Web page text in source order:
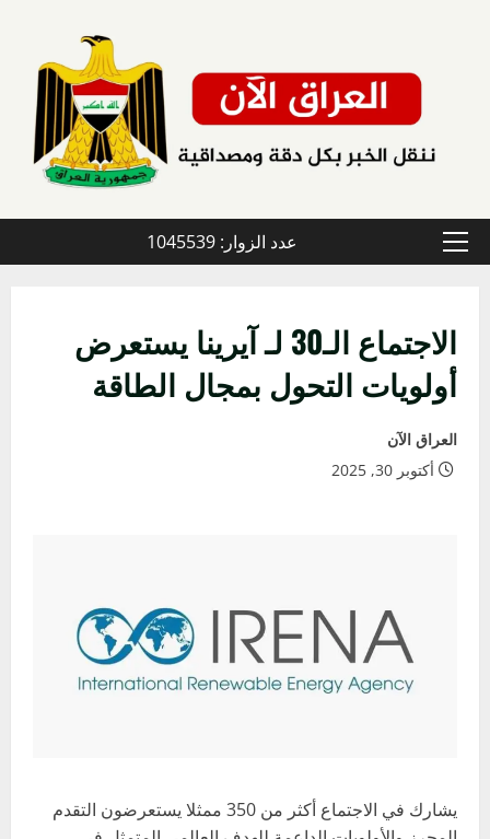
القائمة
عدد الزوار: 1045539
الاجتماع الـ30 لـ آيرينا يستعرض
أولويات التحول بمجال الطاقة
العراق الآن
أكتوبر 30, 2025
يشارك في الاجتماع أكثر من 350 ممثلا يستعرضون التقدم